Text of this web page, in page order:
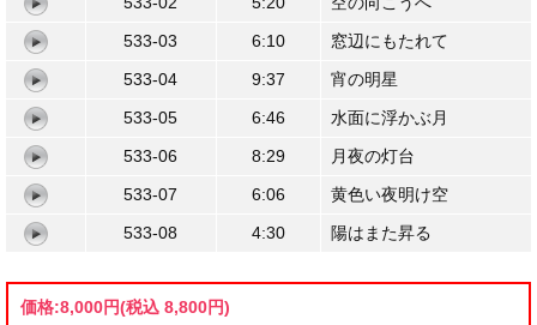
533-03
6:10
窓辺にもたれて
533-04
9:37
宵の明星
533-05
6:46
水面に浮かぶ月
533-06
8:29
月夜の灯台
533-07
6:06
黄色い夜明け空
533-08
4:30 陽はまた昇る
価格:8,000円(税込 8,800円)